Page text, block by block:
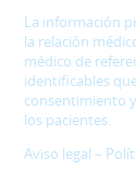
La información
la relación
médico de
identificables
consentimiento
los pacientes.
Aviso legal –